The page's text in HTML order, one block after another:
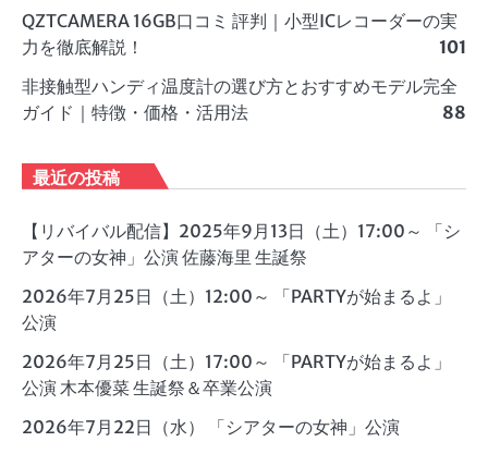
QZTCAMERA 16GB口コミ 評判｜小型ICレコーダーの実
力を徹底解説！
101
非接触型ハンディ温度計の選び方とおすすめモデル完全
ガイド｜特徴・価格・活用法
88
最近の投稿
【リバイバル配信】2025年9月13日（土）17:00～ 「シ
アターの女神」公演 佐藤海里 生誕祭
2026年7月25日（土）12:00～ 「PARTYが始まるよ」
公演
2026年7月25日（土）17:00～ 「PARTYが始まるよ」
公演 木本優菜 生誕祭＆卒業公演
2026年7月22日（水） 「シアターの女神」公演